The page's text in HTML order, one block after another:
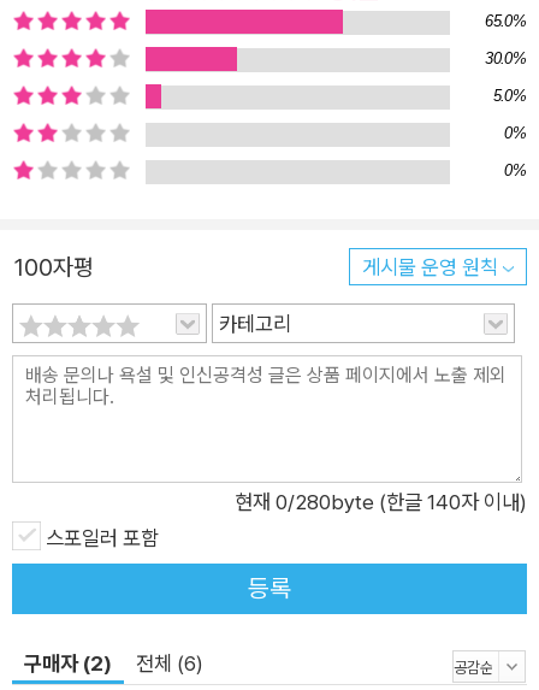
오묘한 거리감을 남기기도 한다. 이런 거리감은 이야기의 기이하
고 신비한 분위기를 배가하며 작품에의 몰입감을 높인다. ‘블랙
미스터리’ 또는 ‘기담’으로 소개되기도 하는 『덧없는 양들의 축
연』은 독특한 매력을 드러내며 독자들마저 바벨의 모임 회원들처
럼 “환상과 현실을 혼동”하게 만들고, 복잡한 현실을 잠시 잊고
서가들에게 보내는 도전장 2001년 『빙과』로 제5회 가도카와 학
원 소설 대상 장려상을 수상하며 데뷔한 이래 ‘청춘 미스터리의
기수’로 불리며 인기를 끌어온 요네자와 호노부는 세간의 평가에
안주하지 않고 미스터리 작가로서 끊임없이 장르를 연구하며 새
로운 시도를 거듭해왔다. 그 결과, 장기인 ‘일상의 수수께끼’와 함
로 엮은 암호 미스터리 『추상오단장』(2009), 판타지와 본격 미
스터리가 절묘하게 어우러지는 『부러진 용골』(2010) 등 고전 미
스터리의 흔적이 농후한 작품을 차례차례 선보였다. 마찬가지로
『덧없는 양들의 축연』에도, 요네자와 호노부가 ‘미스터리’라는 장
부는 『덧없는 양들의 축연』에서 자신이 의도한 공통적인 요소를
65.0%
30.0%
5.0%
0%
0%
100자평 게시물 운영 원칙
카테고리
현재 0/280byte (한글 140자 이내)
스포일러 포함
등록
구매자 (2) 전체 (6)